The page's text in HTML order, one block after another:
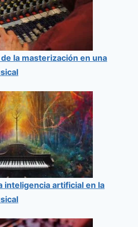
la masterización en una
inteligencia artificial en la